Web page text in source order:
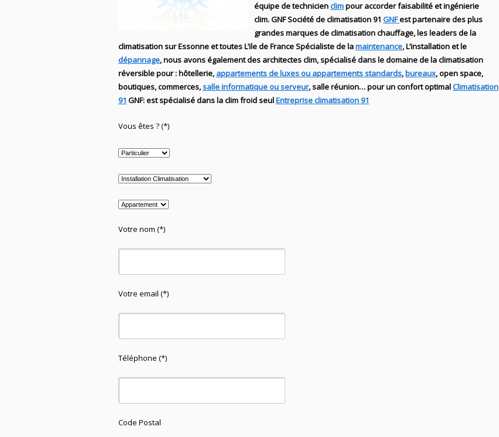
équipe de technicienclimpour accorder faisabilité et ingénierie
clim.GNFSociété de climatisation 91 GNFest partenaire des plus
grandes marques declimatisation chauffage, les leadersde la
climatisation sur Essonne et toutes L’ile de France Spécialiste de lamaintenance, L’installationet le
dépannage, nous avons également des architectes clim,spécialisé dans le domaine de laclimatisation
réversiblepour : hôtellerie, appartements de luxes ou appartements standards, bureaux, open space,
boutiques, commerces,salle informatique ou serveur, salle réunion… pour un confort optimalClimatisation
91 GNF:estspécialisédans la climfroid seulEntreprise climatisation 91
Vous êtes ? (*)
Votre nom (*)
Votre email (*)
Téléphone (*)
Code Postal